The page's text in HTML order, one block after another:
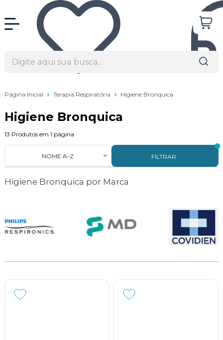
Página Inicial Terapia Respiratória Higiene Bronquica
Higiene Bronquica
13 Produtos em 1 página
FILTRAR
NOME A-Z
Higiene Bronquica por Marca